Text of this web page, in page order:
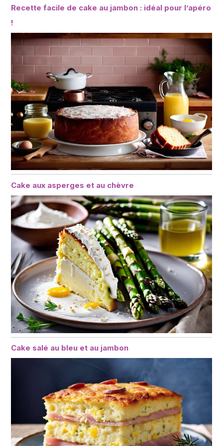
Recette facile de cake au jambon : idéal pour l’apéro
!
Cake aux asperges et au chèvre
Cake salé au bleu et au jambon